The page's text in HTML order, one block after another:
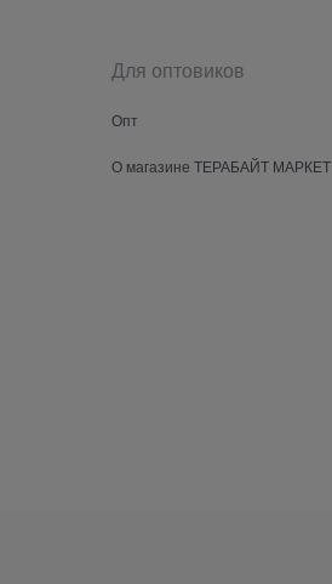
Для оптовиков
Опт
О магазине ТЕРАБАЙТ МАРКЕТ